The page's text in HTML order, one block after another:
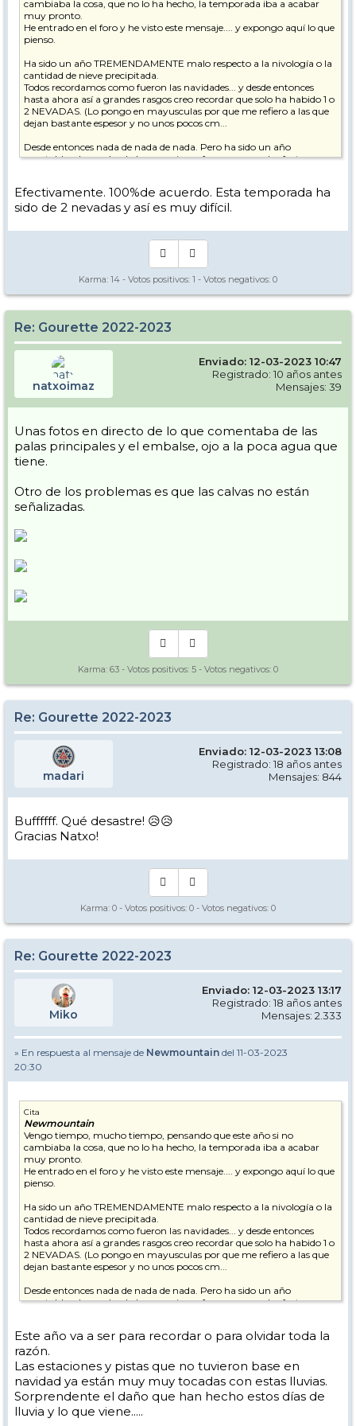
cambiaba la cosa, que no lo ha hecho, la temporada iba a acabar
muy pronto.
He entrado en el foro y he visto este mensaje.... y expongo aquí lo que
pienso.
Ha sido un año TREMENDAMENTE malo respecto a la nivología o la
cantidad de nieve precipitada.
Todos recordamos como fueron las navidades... y desde entonces
hasta ahora así a grandes rasgos creo recordar que solo ha habido 1 o
2 NEVADAS. (Lo pongo en mayusculas por que me refiero a las que
dejan bastante espesor y no unos pocos cm...
Desde entonces nada de nada de nada. Pero ha sido un año
aceptable y han salvado las vacaciones francesas por dos factores
muchos días ha hecho mucho frio y por lo cual la nieve caída se
mantenía.
Pero para los "expertos" de la estación la falta de nieve se notaba en el
paisaje. Que si, que estaba todo blanco y las pistas en perfecto estado
y podía llevar a engaño, pero pensé.... ufff cuando venga marzo y
Por suerte hasta antes de ayer ha seguido haciendo frio.... Pero
temprano....
que de cara al verano muchos rios y/o lagos se nutren de esas nieves
que este año no ha habido (aunque bueno eso se puede cambiar con
la lluvia.... ) Antes había una web que no consigo encontrar, donde
venia la cantidad de nieve "guardada" en la montaña. Seria
interesante compararla...
(Y no solo Gourette ojo)
Edito: A modo de ejemplo, en infonieve viene la comparativa de los
partes de nieve de los últimos años, y aunque no es a eso a lo que me
nieve pilla, si no la que mas) en la comparativa, que permite ver los
últimos 14 años, este es el peor.... Y el resto por ahí andan....
Efectivamente. 100%de acuerdo. Esta temporada ha
sido de 2 nevadas y así es muy difícil.
Karma: 14 - Votos positivos: 1 - Votos negativos: 0
Re: Gourette 2022-2023
natxoimaz
Enviado: 12-03-2023 10:47
Registrado: 10 años antes
Mensajes: 39
Unas fotos en directo de lo que comentaba de las
palas principales y el embalse, ojo a la poca agua que
tiene.
Otro de los problemas es que las calvas no están
señalizadas.
Karma: 63 - Votos positivos: 5 - Votos negativos: 0
Re: Gourette 2022-2023
madari
Enviado: 12-03-2023 13:08
Registrado: 18 años antes
Mensajes: 844
Buffffff. Qué desastre! 😥😥
Gracias Natxo!
Karma: 0 - Votos positivos: 0 - Votos negativos: 0
Re: Gourette 2022-2023
Miko
Enviado: 12-03-2023 13:17
Registrado: 18 años antes
Mensajes: 2.333
» En respuesta al mensaje de Newmountain del 11-03-2023
20:30
Cita
Newmountain
Vengo tiempo, mucho tiempo, pensando que este año si no
cambiaba la cosa, que no lo ha hecho, la temporada iba a acabar
muy pronto.
He entrado en el foro y he visto este mensaje.... y expongo aquí lo que
pienso.
Ha sido un año TREMENDAMENTE malo respecto a la nivología o la
cantidad de nieve precipitada.
Todos recordamos como fueron las navidades... y desde entonces
hasta ahora así a grandes rasgos creo recordar que solo ha habido 1 o
2 NEVADAS. (Lo pongo en mayusculas por que me refiero a las que
dejan bastante espesor y no unos pocos cm...
Desde entonces nada de nada de nada. Pero ha sido un año
aceptable y han salvado las vacaciones francesas por dos factores
muchos días ha hecho mucho frio y por lo cual la nieve caída se
mantenía.
Pero para los "expertos" de la estación la falta de nieve se notaba en el
paisaje. Que si, que estaba todo blanco y las pistas en perfecto estado
y podía llevar a engaño, pero pensé.... ufff cuando venga marzo y
empiecen los "calores"....
Por suerte hasta antes de ayer ha seguido haciendo frio.... Pero
Este año va a ser para recordar o para olvidar toda la
razón.
Las estaciones y pistas que no tuvieron base en
navidad ya están muy muy tocadas con estas lluvias.
Sorprendente el daño que han hecho estos días de
lluvia y lo que viene.....